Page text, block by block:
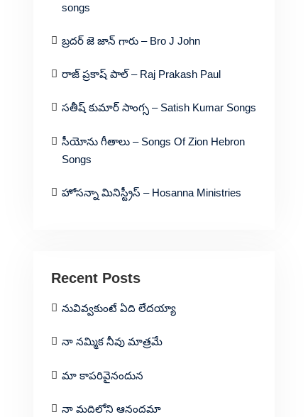
songs
బ్రదర్ జె జాన్ గారు – Bro J John
రాజ్ ప్రకాష్ పాల్ – Raj Prakash Paul
సతీష్ కుమార్ సాంగ్స – Satish Kumar Songs
సీయోను గీతాలు – Songs Of Zion Hebron
Songs
హోసన్నా మినిస్ట్రీస్ – Hosanna Ministries
Recent Posts
నువివ్వకుంటే ఏది లేదయ్యా
నా నమ్మిక నీవు మాత్రమే
మా కాపరివైనందున
నా మదిలోని ఆనందమా